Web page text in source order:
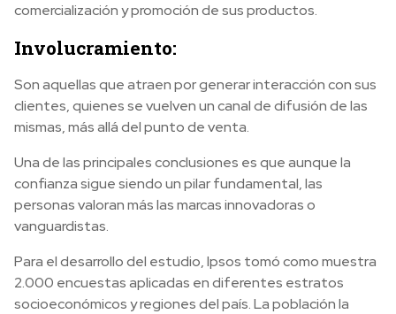
comercialización y promoción de sus productos.
Involucramiento:
Son aquellas que atraen por generar interacción con sus
clientes, quienes se vuelven un canal de difusión de las
mismas, más allá del punto de venta.
Una de las principales conclusiones es que aunque la
confianza sigue siendo un pilar fundamental, las
personas valoran más las marcas innovadoras o
vanguardistas.
Para el desarrollo del estudio, Ipsos tomó como muestra
2.000 encuestas aplicadas en diferentes estratos
socioeconómicos y regiones del país. La población la